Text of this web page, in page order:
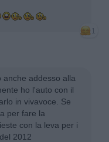
1
anche addesso alla
ho l'auto con il
in vivavoce. Se
per fare la
con la leva per i
2012